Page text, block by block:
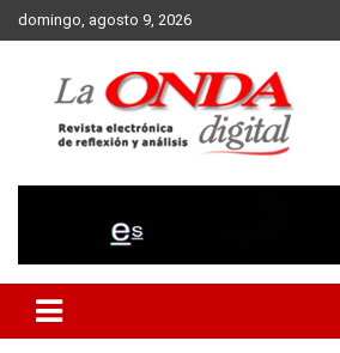
Skip
to
domingo, agosto 9, 2026